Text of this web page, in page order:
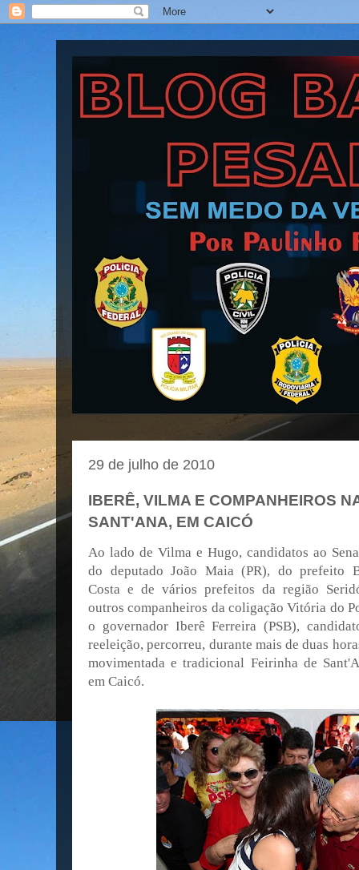
Blog Barra Pesada
29 de julho de 2010
IBERÊ, VILMA E COMPANHEIROS
SANT'ANA, EM CAICÓ
Ao lado de Vilma e Hugo, candidatos ao
do deputado João Maia (PR), do prefeito
Costa e de vários prefeitos da região
outros companheiros da coligação Vitória do
o governador Iberê Ferreira (PSB),
reeleição, percorreu, durante mais de duas
movimentada e tradicional Feirinha de
em Caicó.